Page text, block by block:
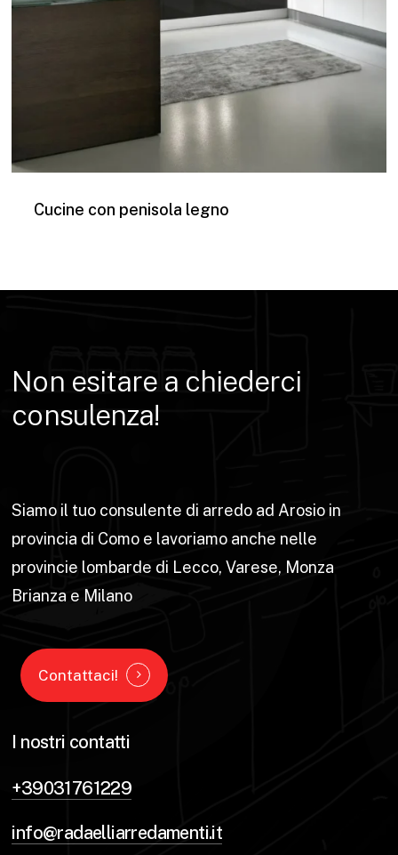
Cucine con penisola legno
Non esitare a chiederci
consulenza!
Siamo il tuo consulente di arredo ad Arosio in
provincia di Como e lavoriamo anche nelle
provincie lombarde di Lecco, Varese, Monza
Brianza e Milano
Contattaci!
I nostri contatti
+39031761229
info@radaelliarredamenti.it